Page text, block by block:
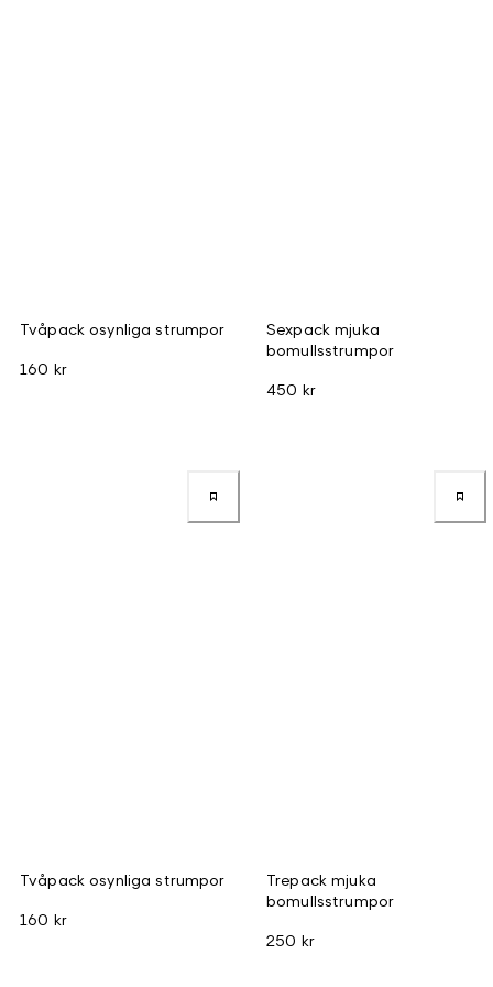
Tvåpack osynliga strumpor
160 kr
Sexpack mjuka
bomullsstrumpor
450 kr
Tvåpack osynliga strumpor
160 kr
Trepack mjuka
bomullsstrumpor
250 kr